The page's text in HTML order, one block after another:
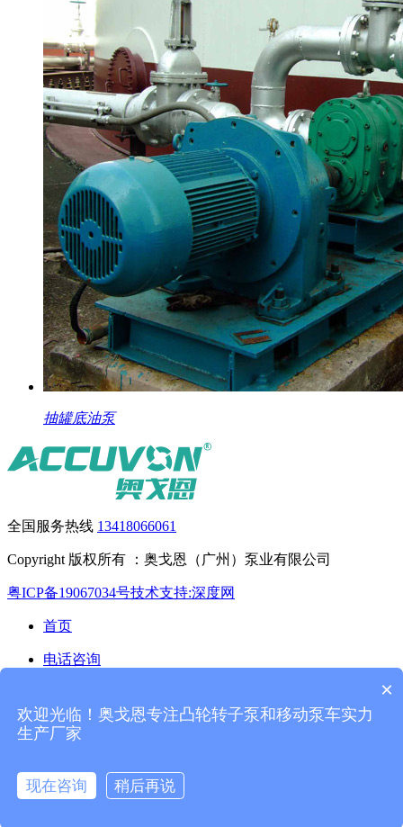
抽罐底油泵
全国服务热线 13418066061
Copyright 版权所有 ：奥戈恩（广州）泵业有限公司
粤ICP备19067034号技术支持:深度网
首页
电话咨询
联系我们
×
欢迎光临！奥戈恩专注凸轮转子泵和移动泵车实力
生产厂家
现在咨询
稍后再说
电话咨询